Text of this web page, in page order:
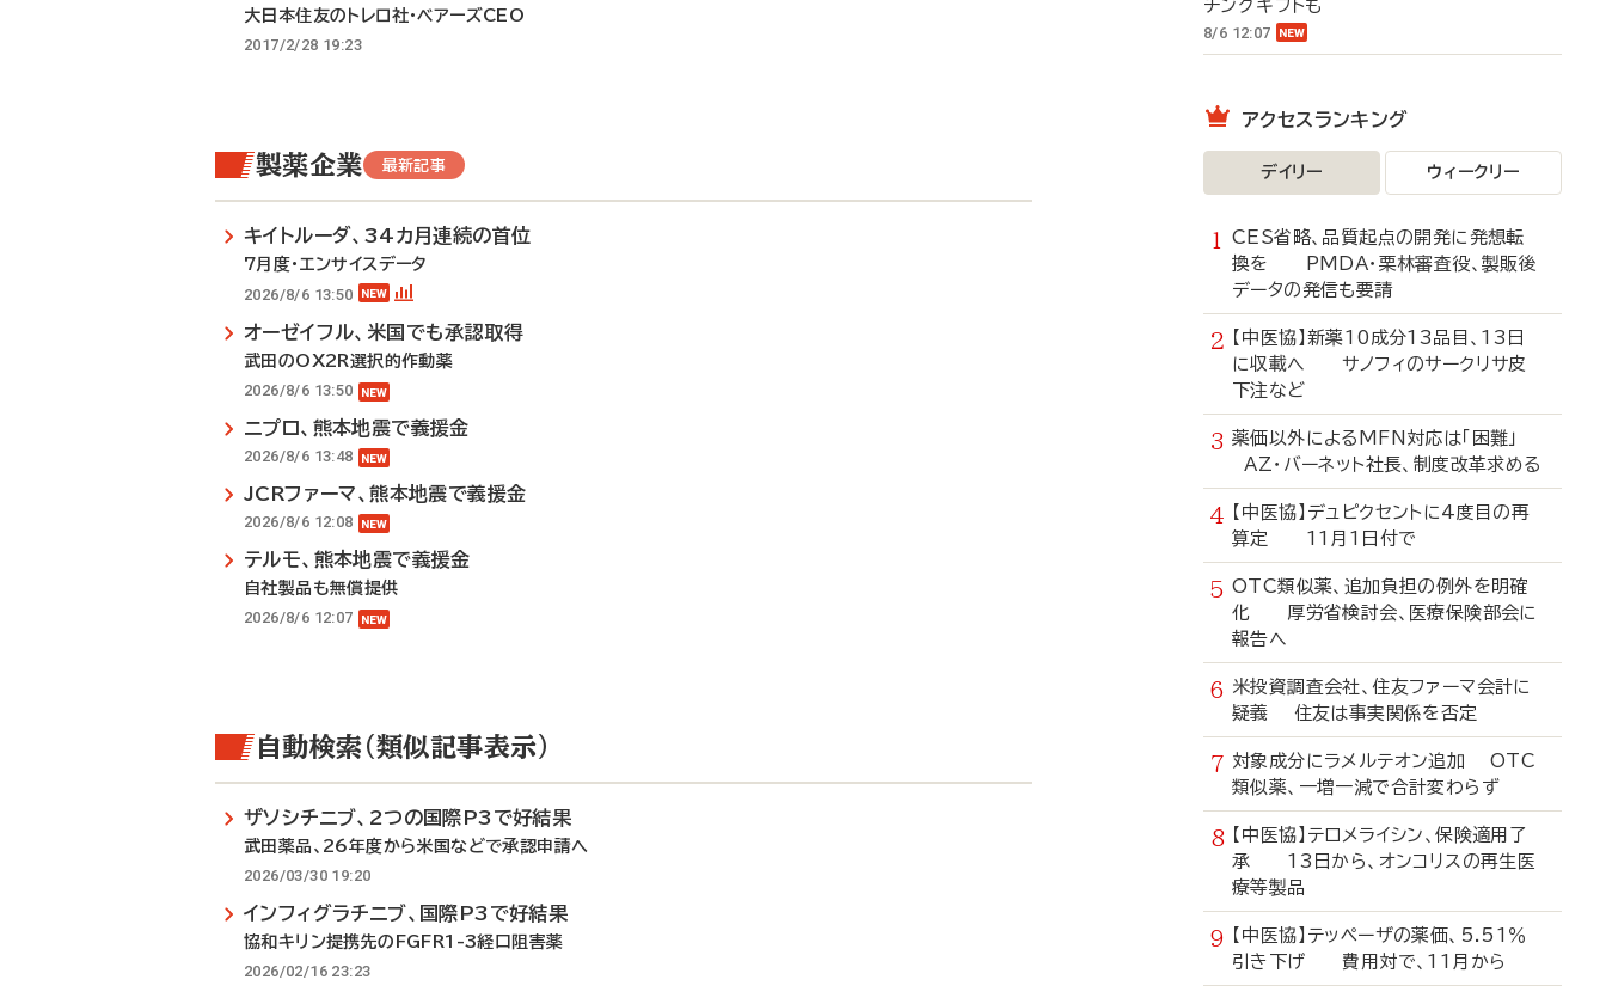
大日本住友のトレロ社・ベアーズCEO
2017/2/28 19:23
製薬企業 最新記事
キイトルーダ、34カ月連続の首位
7月度・エンサイスデータ
2026/8/6 13:50
オーゼイフル、米国でも承認取得
武田のOX2R選択的作動薬
2026/8/6 13:50
ニプロ、熊本地震で義援金
2026/8/6 13:48
JCRファーマ、熊本地震で義援金
2026/8/6 12:08
テルモ、熊本地震で義援金
自社製品も無償提供
2026/8/6 12:07
自動検索（類似記事表示）
ザソシチニブ、2つの国際P3で好結果
武田薬品、26年度から米国などで承認申請へ
2026/03/30 19:20
インフィグラチニブ、国際P3で好結果
協和キリン提携先のFGFR1-3経口阻害薬
2026/02/16 23:23
チングギフトも
8/6 12:07
アクセスランキング
デイリー ウィークリー
CES省略、品質起点の開発に発想転
換を PMDA・栗林審査役、製販後
データの発信も要請
【中医協】新薬10成分13品目、13日
に収載へ サノフィのサークリサ皮
下注など
薬価以外によるMFN対応は「困難」
AZ・バーネット社長、制度改革求める
【中医協】デュピクセントに4度目の再
算定 11月1日付で
OTC類似薬、追加負担の例外を明確
化 厚労省検討会、医療保険部会に
報告へ
米投資調査会社、住友ファーマ会計に
疑義 住友は事実関係を否定
対象成分にラメルテオン追加 OTC
類似薬、一増一減で合計変わらず
【中医協】テロメライシン、保険適用了
承 13日から、オンコリスの再生医
療等製品
【中医協】テッペーザの薬価、5.51％
引き下げ 費用対で、11月から